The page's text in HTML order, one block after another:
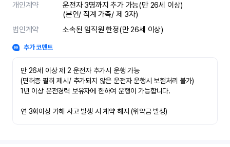
개인계약
운전자 3명까지 추가 가능(만 26세 이상)
(본인/ 직계 가족/ 제 3자)
법인계약
소속된 임직원 한정(만 26세 이상)
추가 코멘트
만 26세 이상 제 2 운전자 추가시 운행 가능
(면허증 필히 제시/ 추가되지 않은 운전자 운행시 보험처리 불가)
1년 이상 운전경력 보유자에 한하여 운행이 가능합니다.
연 3회이상 가해 사고 발생 시 계약 해지 (위약금 발생)